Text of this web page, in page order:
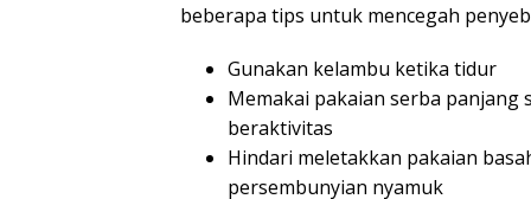
beberapa tips untuk mencegah
Gunakan kelambu ketika tidur
Memakai pakaian serba panjang
beraktivitas
Hindari meletakkan pakaian
persembunyian nyamuk